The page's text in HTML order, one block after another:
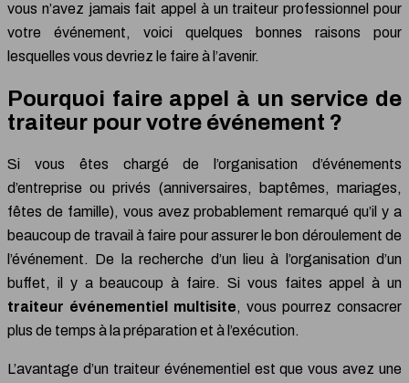
vous n’avez jamais fait appel à un traiteur professionnel pour
votre événement, voici quelques bonnes raisons pour
lesquelles vous devriez le faire à l’avenir.
Pourquoi faire appel à un service de
traiteur pour votre événement ?
Si vous êtes chargé de l’organisation d’événements
d’entreprise ou privés (anniversaires, baptêmes, mariages,
fêtes de famille), vous avez probablement remarqué qu’il y a
beaucoup de travail à faire pour assurer le bon déroulement de
l’événement. De la recherche d’un lieu à l’organisation d’un
buffet, il y a beaucoup à faire. Si vous faites appel à un
traiteur événementiel multisite, vous pourrez consacrer
plus de temps à la préparation et à l’exécution.
L’avantage d’un traiteur événementiel est que vous avez une